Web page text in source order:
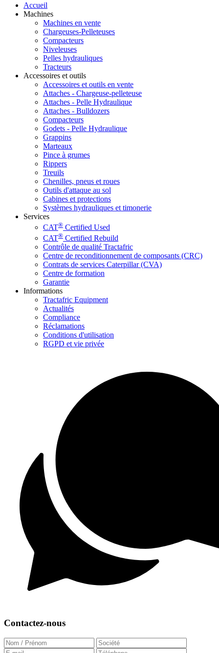
Accueil
Machines
Machines en vente
Chargeuses-Pelleteuses
Compacteurs
Niveleuses
Pelles hydrauliques
Tracteurs
Accessoires et outils
Accessoires et outils en vente
Attaches - Chargeuse-pelleteuse
Attaches - Pelle Hydraulique
Attaches - Bulldozers
Compacteurs
Godets - Pelle Hydraulique
Grappins
Marteaux
Pince à grumes
Rippers
Treuils
Chenilles, pneus et roues
Outils d'attaque au sol
Cabines et protections
Systèmes hydrauliques et timonerie
Services
CAT® Certified Used
CAT® Certified Rebuild
Contrôle de qualité Tractafric
Centre de reconditionnement de composants (CRC)
Contrats de services Caterpillar (CVA)
Centre de formation
Garantie
Informations
Tractafric Equipment
Actualités
Compliance
Réclamations
Conditions d'utilisation
RGPD et vie privée
Contactez-nous